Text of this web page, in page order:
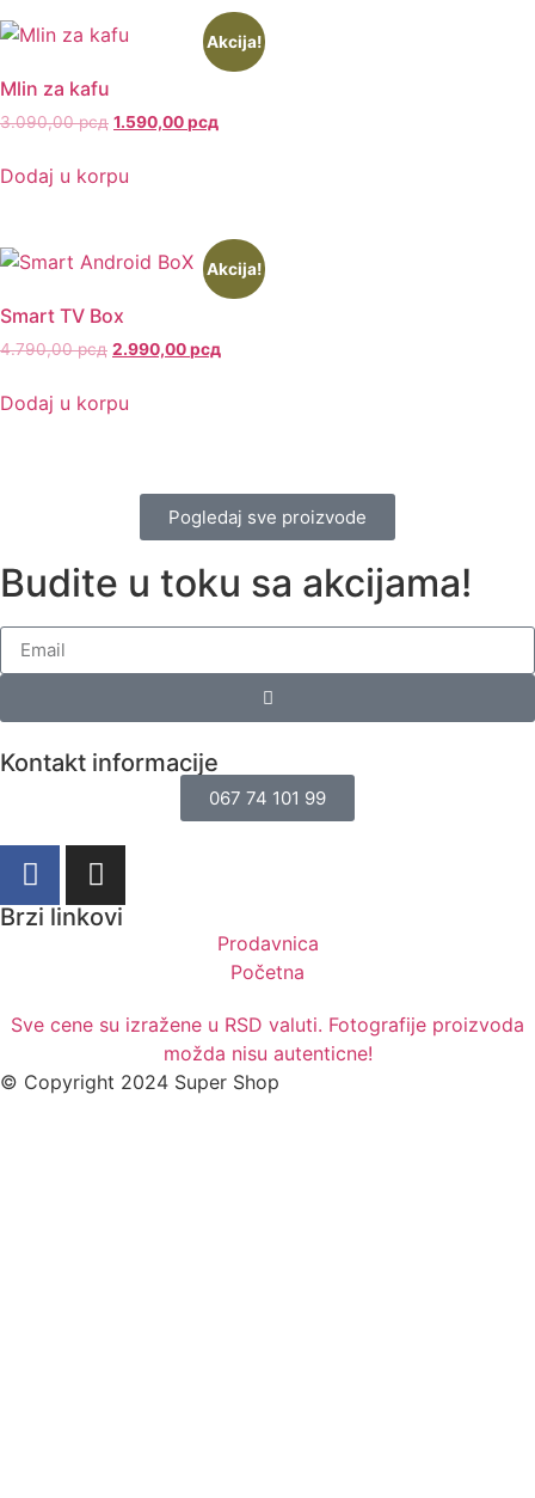
Akcija!
Mlin za kafu
3.090,00рсд 1.590,00рсд
Dodaj u korpu
Akcija!
Smart TV Box
4.790,00рсд 2.990,00рсд
Dodaj u korpu
Pogledaj sve proizvode
Budite u toku sa akcijama!
Kontakt informacije
067 74 101 99
Brzi linkovi
Prodavnica
Početna
Sve cene su izražene u RSD valuti. Fotografije proizvoda
možda nisu autenticne!
© Copyright 2024 Super Shop